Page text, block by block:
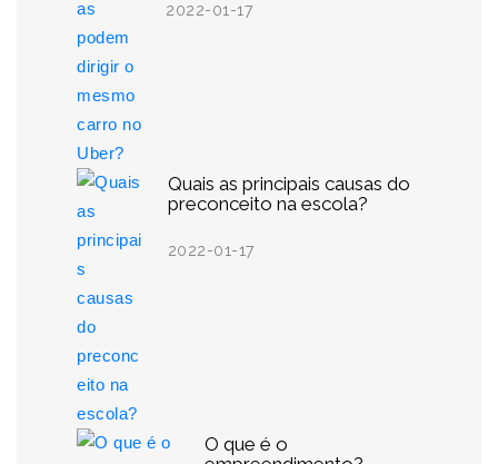
2022-01-17
Quais as principais causas do
preconceito na escola?
2022-01-17
O que é o